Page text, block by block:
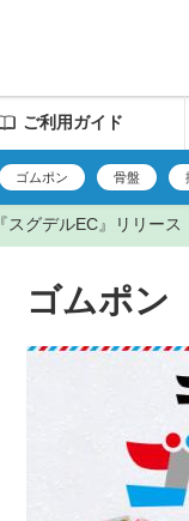
グデルEC』リリース
ご利用ガイド
ゴムポン 骨盤
ゴムポン